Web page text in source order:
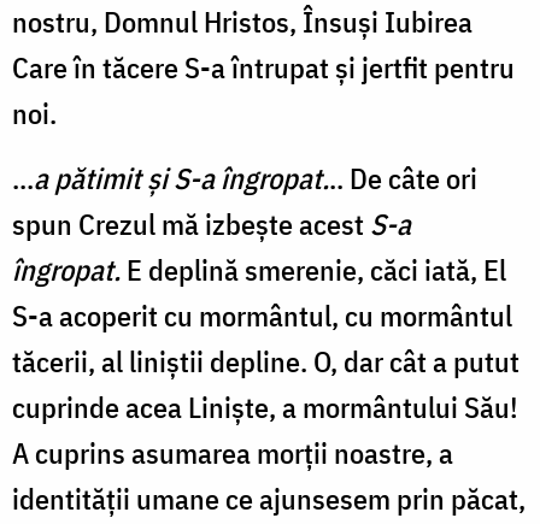
nostru, Domnul Hristos, Însuși Iubirea
Care în tăcere S-a întrupat și jertfit pentru
noi.
...a pătimit și S-a îngropat... De câte ori
spun Crezul mă izbește acest S-a
îngropat.E deplină smerenie, căci iată, El
S-a acoperit cu mormântul, cu mormântul
tăcerii, al liniștii depline. O, dar cât a putut
cuprinde acea Liniște, a mormântului Său!
A cuprins asumarea morții noastre, a
identității umane ce ajunsesem prin păcat,